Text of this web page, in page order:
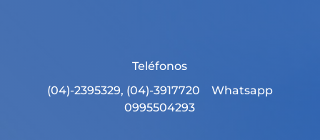
Teléfonos
(04)-2395329, (04)-3917720 Whatsapp
0995504293